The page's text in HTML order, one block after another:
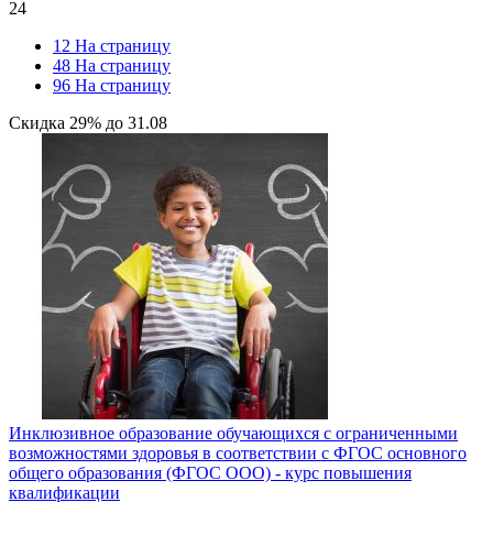
24
12 На страницу
48 На страницу
96 На страницу
Скидка 29% до 31.08
Инклюзивное образование обучающихся с ограниченными
возможностями здоровья в соответствии с ФГОС основного
общего образования (ФГОС ООО) - курс повышения
квалификации